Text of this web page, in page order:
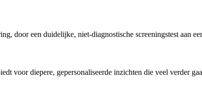
door een duidelijke, niet-diagnostische screeningstest aan
voor diepere, gepersonaliseerde inzichten die veel verder